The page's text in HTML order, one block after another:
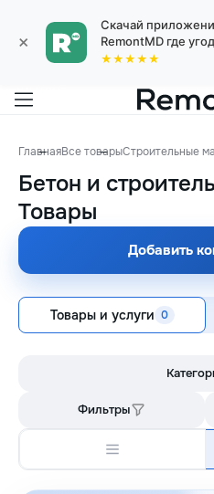
×
Скачай
RemontMD где
★★★★★
ГлавнаяВсе товарыСтроительные
Бетон и
Товары
Добавить
Товары и услуги 0
Фильтры